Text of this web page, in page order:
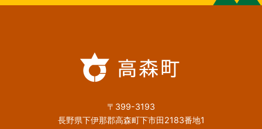
〒399-3193
長野県下伊那郡高森町下市田2183番地1